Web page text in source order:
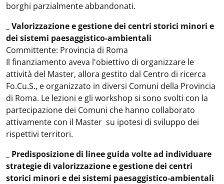
borghi parzialmente abbandonati.
_ Valorizzazione e gestione dei centri storici minori e
dei sistemi paesaggistico-ambientali
Committente: Provincia di Roma
Il finanziamento aveva l'obiettivo di organizzare le
attività del Master, allora gestito dal Centro di ricerca
Fo.Cu.S., e organizzato in diversi Comuni della Provincia
di Roma. Le lezioni e gli workshop si sono svolti con la
partecipazione dei Comuni che hanno collaborato
attivamente con il Master su ipotesi di sviluppo dei
rispettivi territori.
_ Predisposizione di linee guida volte ad individuare
strategie di valorizzazione e gestione dei centri
storici minori e dei sistemi paesaggistico-ambientali